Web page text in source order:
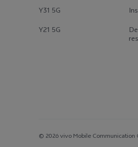
Y31 5G
Y21 5G
© 2026 vivo Mobile Communication